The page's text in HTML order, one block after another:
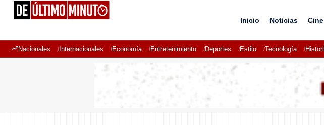
Inicio Noticias Cine
Nacionales Internacionales Economía Entretenimiento Deportes Estilo Tecnología